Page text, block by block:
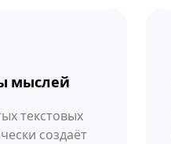
мыслей
текстовых
создаёт